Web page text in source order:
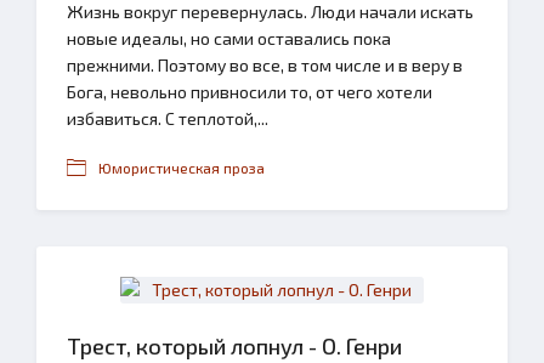
Жизнь вокруг перевернулась. Люди начали искать
новые идеалы, но сами оставались пока
прежними. Поэтому во все, в том числе и в веру в
Бога, невольно привносили то, от чего хотели
избавиться. С теплотой,...
Юмористическая проза
Трест, который лопнул - О. Генри